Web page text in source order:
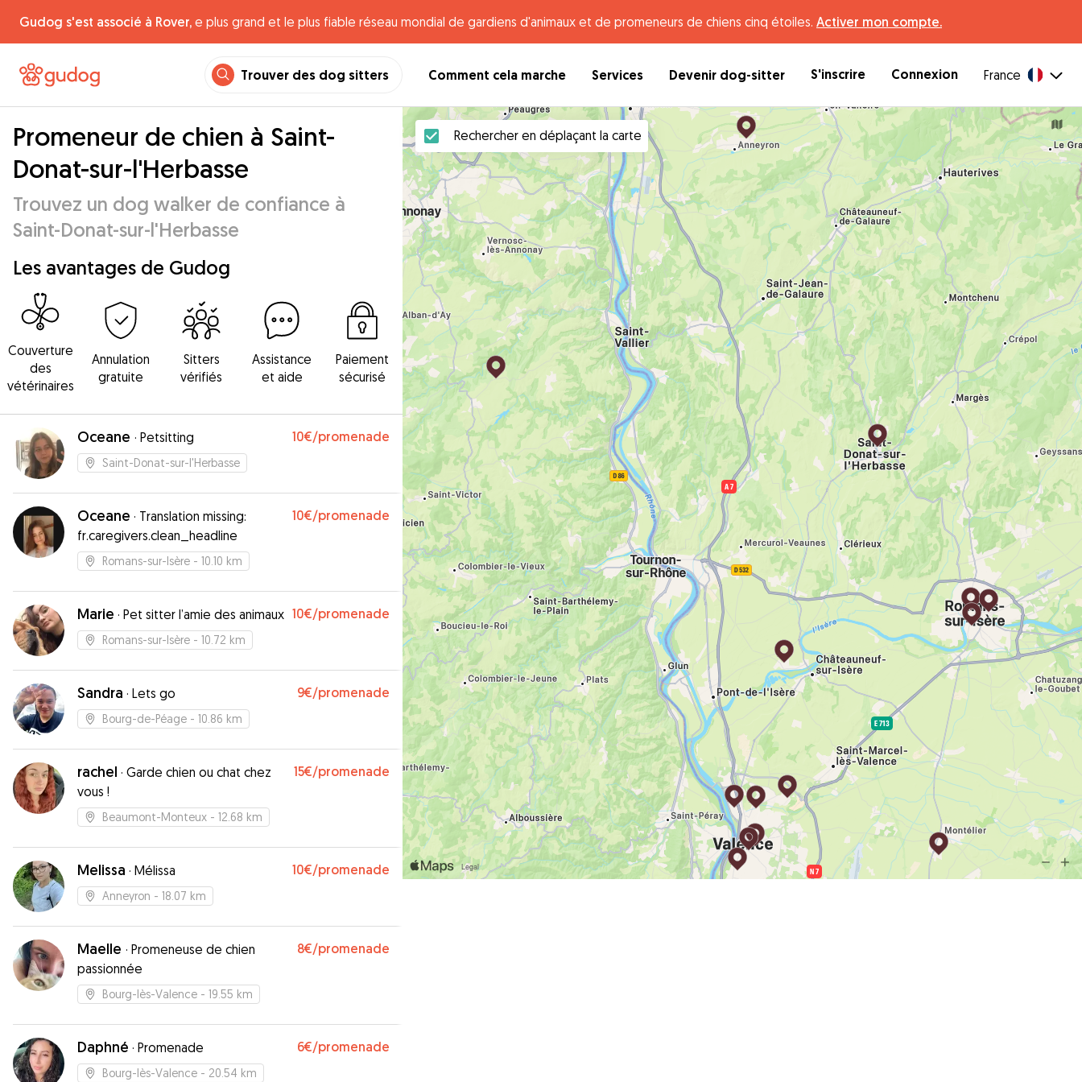
Gudog s'est associé à Rover, e plus grand et le plus fiable réseau mondial de gardiens d'animaux et de promeneurs de chiens cinq étoiles. Activer mon compte.
Trouver des dog sitters Comment cela marche Services Devenir dog-sitter S'inscrire Connexion France
Promeneur de chien à Saint-
Donat-sur-l'Herbasse
Trouvez un dog walker de confiance à
Saint-Donat-sur-l'Herbasse
Les avantages de Gudog
Couverture
des
vétérinaires
Annulation
gratuite
Sitters
vérifiés
Assistance
et aide
Paiement
sécurisé
Oceane · Petsitting 10€/promenade
Saint-Donat-sur-l'Herbasse
Oceane · Translation missing:
fr.caregivers.clean_headline
10€/promenade
Romans-sur-Isère - 10.10 km
Marie · Pet sitter l’amie des animaux 10€/promenade
Romans-sur-Isère - 10.72 km
Sandra · Lets go 9€/promenade
Bourg-de-Péage - 10.86 km
rachel · Garde chien ou chat chez
vous !
15€/promenade
Beaumont-Monteux - 12.68 km
Melissa · Mélissa 10€/promenade
Anneyron - 18.07 km
Maelle · Promeneuse de chien
passionnée
8€/promenade
Bourg-lès-Valence - 19.55 km
Daphné · Promenade 6€/promenade
Bourg-lès-Valence - 20.54 km
Rechercher en déplaçant la carte